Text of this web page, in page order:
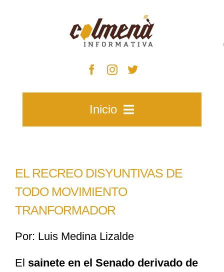
Inicio
Zacatecas
Especiales
EL RECREO DISYUNTIVAS DE
TODO MOVIMIENTO
TRANFORMADOR
Por: Luis Medina Lizalde
El sainete en el Senado derivado de